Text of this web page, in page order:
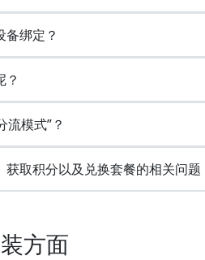
绑定？
？
流模式”？
取积分以及兑换套餐的相关问题
方面